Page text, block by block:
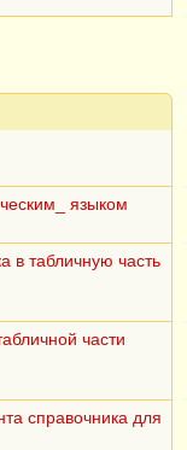
языком
в табличную часть
части
справочника для